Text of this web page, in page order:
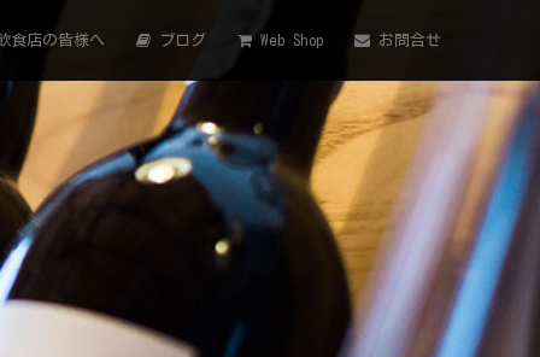
食店の皆様へ ブログ Web Shop お問合せ